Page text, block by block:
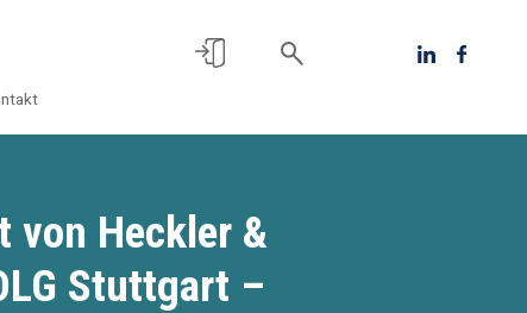
von Heckler &
Stuttgart –